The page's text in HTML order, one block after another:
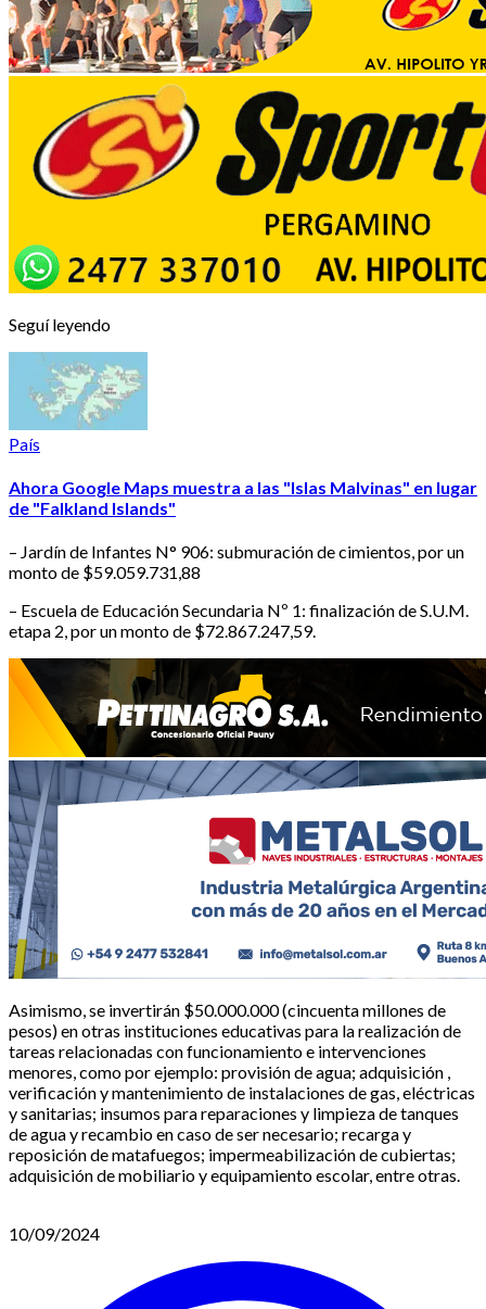
Seguí leyendo
País
Ahora Google Maps muestra a las "Islas Malvinas" en lugar
de "Falkland Islands"
– Jardín de Infantes N° 906: submuración de cimientos, por un
monto de $59.059.731,88
– Escuela de Educación Secundaria Nº 1: finalización de S.U.M.
etapa 2, por un monto de $72.867.247,59.
Asimismo, se invertirán $50.000.000 (cincuenta millones de
pesos) en otras instituciones educativas para la realización de
tareas relacionadas con funcionamiento e intervenciones
menores, como por ejemplo: provisión de agua; adquisición ,
verificación y mantenimiento de instalaciones de gas, eléctricas
y sanitarias; insumos para reparaciones y limpieza de tanques
de agua y recambio en caso de ser necesario; recarga y
reposición de matafuegos; impermeabilización de cubiertas;
adquisición de mobiliario y equipamiento escolar, entre otras.
10/09/2024